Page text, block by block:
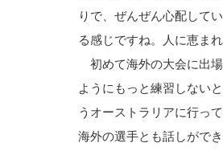
りで、ぜんぜん心配して
る感じですね。人に恵ま
初めて海外の大会に出
ようにもっと練習しない
うオーストラリアに行っ
海外の選手とも話しがで